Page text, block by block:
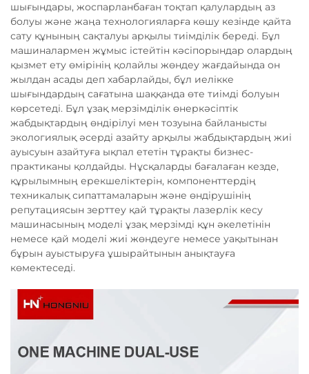
шығындары, жоспарланбаған тоқтап қалулардың аз
болуы және жаңа технологияларға көшу кезінде қайта
сату құнының сақталуы арқылы тиімділік береді. Бұл
машиналармен жұмыс істейтін кәсіпорындар олардың
қызмет ету өмірінің қолайлы жөндеу жағдайында он
жылдан асады деп хабарлайды, бұл иелікке
шығындардың сағатына шаққанда өте тиімді болуын
көрсетеді. Бұл ұзақ мерзімділік өнеркәсіптік
жабдықтардың өндірілуі мен тозуына байланысты
экологиялық әсерді азайту арқылы жабдықтардың жиі
ауысуын азайтуға ықпал ететін тұрақты бизнес-
практиканы қолдайды. Нұсқаларды бағалаған кезде,
құрылымның ерекшеліктерін, компоненттердің
техникалық сипаттамаларын және өндірушінің
репутациясын зерттеу қай тұрақты лазерлік кесу
машинасының моделі ұзақ мерзімді құн әкелетінін
немесе қай моделі жиі жөндеуге немесе уақытынан
бұрын ауыстыруға ұшырайтынын анықтауға
көмектеседі.